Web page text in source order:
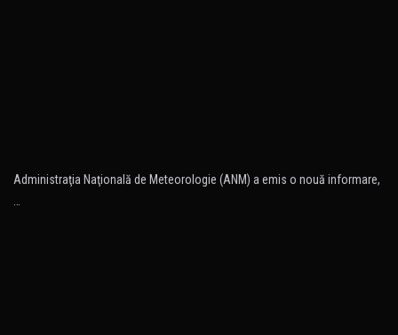
Administraţia Naţională de Meteorologie (ANM) a emis o nouă informare,